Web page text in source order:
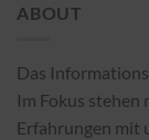
ABOUT
Das
Im Fokus stehen
Erfahrungen mit